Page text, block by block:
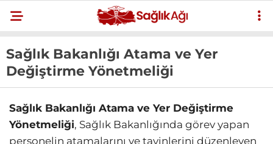
Sağlık Bakanlığı Atama ve Yer
Değiştirme Yönetmeliği
Sağlık Bakanlığı Atama ve Yer Değiştirme
Yönetmeliği, Sağlık Bakanlığında görev yapan
personelin atamalarını ve tayinlerini düzenleyen